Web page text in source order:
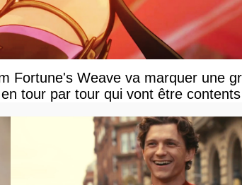
Fortune's Weave va marquer une
tour par tour qui vont être contents